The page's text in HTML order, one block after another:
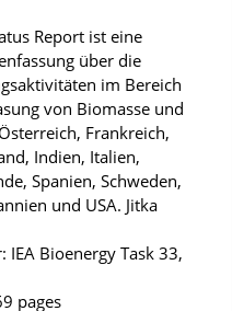
Report ist eine
über die
im Bereich
von Biomasse und
Frankreich,
Indien, Italien,
Spanien, Schweden,
und USA. Jitka
IEA Bioenergy Task 33,
pages